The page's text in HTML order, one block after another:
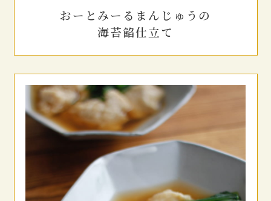
おーとみーる まんじゅうの
海苔餡仕立て